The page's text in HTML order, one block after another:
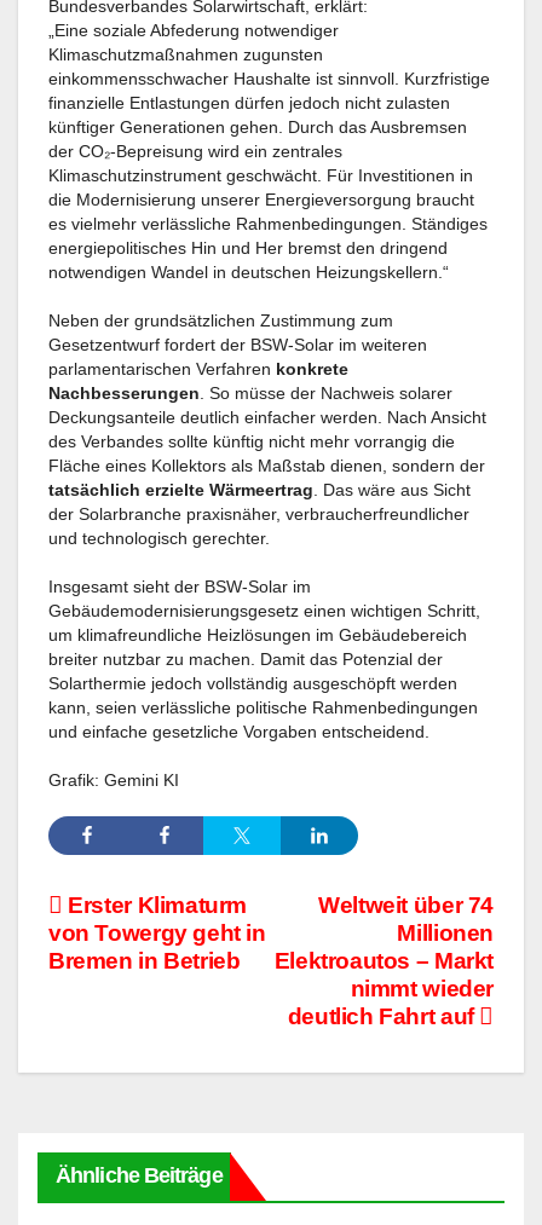
Bundesverbandes Solarwirtschaft, erklärt:
„Eine soziale Abfederung notwendiger
Klimaschutzmaßnahmen zugunsten
einkommensschwacher Haushalte ist sinnvoll. Kurzfristige
finanzielle Entlastungen dürfen jedoch nicht zulasten
künftiger Generationen gehen. Durch das Ausbremsen
der CO₂-Bepreisung wird ein zentrales
Klimaschutzinstrument geschwächt. Für Investitionen in
die Modernisierung unserer Energieversorgung braucht
es vielmehr verlässliche Rahmenbedingungen. Ständiges
energiepolitisches Hin und Her bremst den dringend
notwendigen Wandel in deutschen Heizungskellern.“
Neben der grundsätzlichen Zustimmung zum
Gesetzentwurf fordert der BSW-Solar im weiteren
parlamentarischen Verfahren konkrete
Nachbesserungen. So müsse der Nachweis solarer
Deckungsanteile deutlich einfacher werden. Nach Ansicht
des Verbandes sollte künftig nicht mehr vorrangig die
Fläche eines Kollektors als Maßstab dienen, sondern der
tatsächlich erzielte Wärmeertrag. Das wäre aus Sicht
der Solarbranche praxisnäher, verbraucherfreundlicher
und technologisch gerechter.
Insgesamt sieht der BSW-Solar im
Gebäudemodernisierungsgesetz einen wichtigen Schritt,
um klimafreundliche Heizlösungen im Gebäudebereich
breiter nutzbar zu machen. Damit das Potenzial der
Solarthermie jedoch vollständig ausgeschöpft werden
kann, seien verlässliche politische Rahmenbedingungen
und einfache gesetzliche Vorgaben entscheidend.
Grafik: Gemini KI
BeitragsnavigationWeltweit über 74
Millionen
Elektroautos – Markt
nimmt wieder
deutlich Fahrt auf
Erster Klimaturm
von Towergy geht in
Bremen in Betrieb
Ähnliche Beiträge